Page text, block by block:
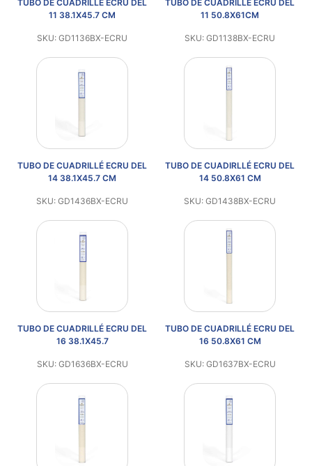
Distribuidores
TUBO DE CUADRILLÉ ECRU DEL
11 38.1X45.7 CM
SKU: GD1136BX-ECRU
TUBO DE CUADRILLÉ ECRU DEL
11 50.8X61CM
SKU: GD1138BX-ECRU
TUBO DE CUADRILLÉ ECRU DEL
14 38.1X45.7 CM
SKU: GD1436BX-ECRU
TUBO DE CUADIRLLÉ ECRU DEL
14 50.8X61 CM
SKU: GD1438BX-ECRU
TUBO DE CUADRILLÉ ECRU DEL
16 38.1X45.7
SKU: GD1636BX-ECRU
TUBO DE CUADRILLÉ ECRU DEL
16 50.8X61 CM
SKU: GD1637BX-ECRU